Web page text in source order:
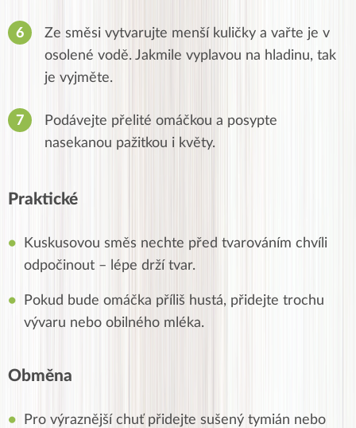
Ze směsi vytvarujte menší kuličky a vařte je v
osolené vodě. Jakmile vyplavou na hladinu, tak
je vyjměte.
Podávejte přelité omáčkou a posypte
nasekanou pažitkou i květy.
Praktické
Kuskusovou směs nechte před tvarováním chvíli
odpočinout – lépe drží tvar.
Pokud bude omáčka příliš hustá, přidejte trochu
vývaru nebo obilného mléka.
Obměna
Pro výraznější chuť přidejte sušený tymián nebo